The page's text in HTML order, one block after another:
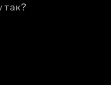
так?